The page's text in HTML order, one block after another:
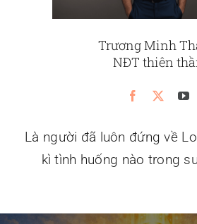
Trương Minh
NĐT thiên
Là người đã luôn đứng về
kì tình huống nào trong